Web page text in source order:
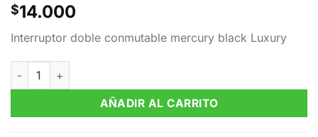
$14.000
Interruptor doble conmutable mercury black Luxury
Interruptor Doble Conmutable Mercury Black Luxury
AÑADIR AL CARRITO